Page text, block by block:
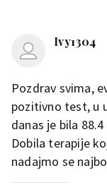
Bok! Vidim po
mi je zao. Ali
Kada opet
betu?
Drzi se i drzim
bude dobro ❤️
Ivy1304
Pozdrav svima,
pozitivno test, u
danas je bila 88.4
Dobila terapije
nadajmo se